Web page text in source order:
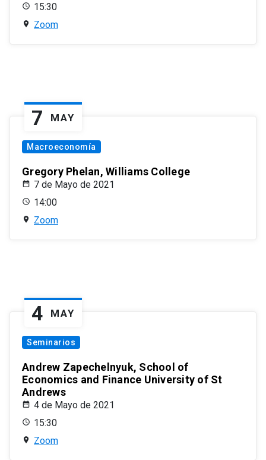
15:30
Zoom
7 MAY
Macroeconomía
Gregory Phelan, Williams College
7 de Mayo de 2021
14:00
Zoom
4 MAY
Seminarios
Andrew Zapechelnyuk, School of
Economics and Finance University of St
Andrews
4 de Mayo de 2021
15:30
Zoom